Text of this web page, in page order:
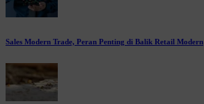
Sales Modern Trade, Peran Penting di Balik Retail Modern